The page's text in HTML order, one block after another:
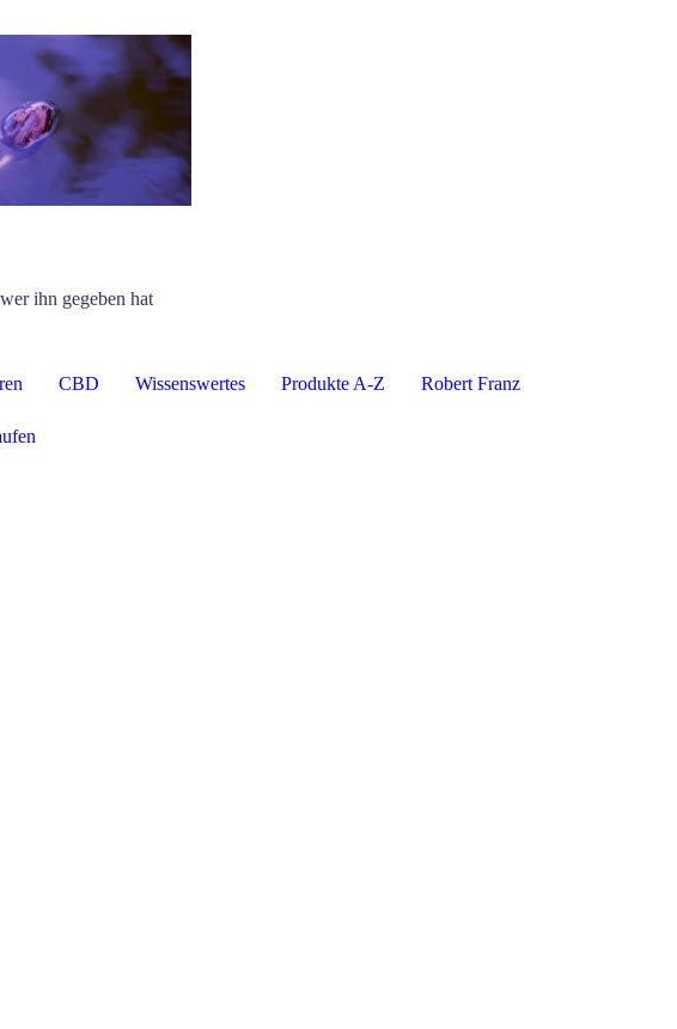
ihn gegeben hat
CBD Wissenswertes Produkte A-Z Robert Franz